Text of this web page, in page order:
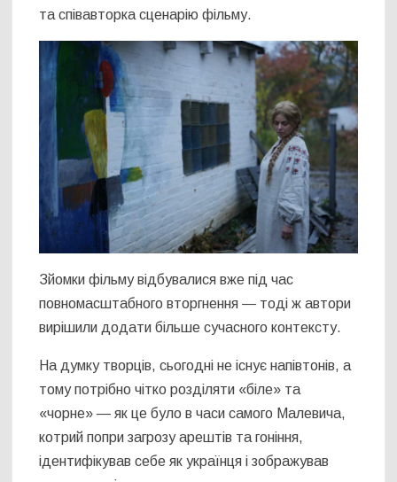
та співавторка сценарію фільму.
Зйомки фільму відбувалися вже під час
повномасштабного вторгнення ― тоді ж автори
вирішили додати більше сучасного контексту.
На думку творців, сьогодні не існує напівтонів, а
тому потрібно чітко розділяти «біле» та
«чорне» ― як це було в часи самого Малевича,
котрий попри загрозу арештів та гоніння,
ідентифікував себе як українця і зображував